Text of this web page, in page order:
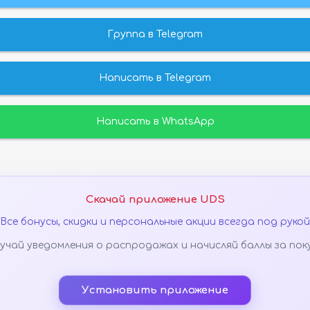
Группа в Telegram
Написать в Telegram
Написать в WhatsApp
Скачай приложение UDS
Все бонусы, скидки и персональные акции всегда под рукой
уведомления о распродажах и начисляй баллы за
Установить приложение